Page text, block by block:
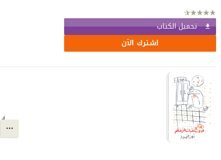
تحميل الكتاب
اشترك الآن